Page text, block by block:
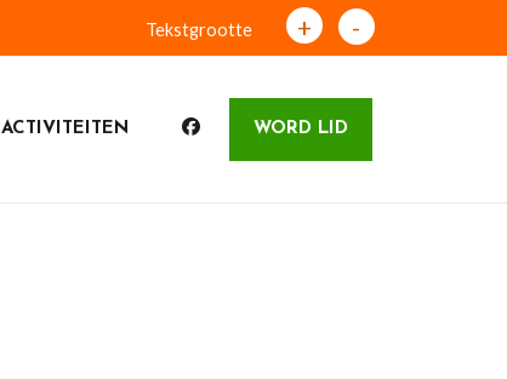
Tekstgrootte + -
ACTIVITEITEN WORD LID